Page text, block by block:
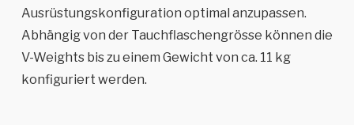
Ausrüstungskonfiguration optimal anzupassen.
Abhängig von der Tauchflaschengrösse können die
V-Weights bis zu einem Gewicht von ca. 11 kg
konfiguriert werden.